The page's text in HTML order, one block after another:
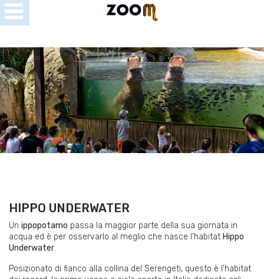
HIPPO UNDERWATER
Un ippopotamo passa la maggior parte della sua giornata in
acqua ed è per osservarlo al meglio che nasce l’habitat Hippo
Underwater.
Posizionato di fianco alla collina del Serengeti, questo è l’habitat